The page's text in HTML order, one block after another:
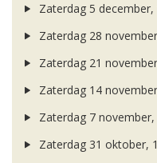
Zaterdag 5 december,
Zaterdag 28
Zaterdag 21
Zaterdag 14
Zaterdag 7 november,
Zaterdag 31 oktober,